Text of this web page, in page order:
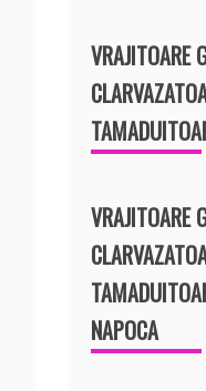
VRAJITOARE
VRAJITOARE
NAPOCA